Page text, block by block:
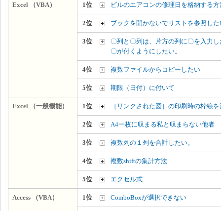
Excel （VBA）
1位 ビルのエアコンの修理日を格納する方
2位 ブックを開かないでリストを参照した
3位
〇列と〇列は、片方の列に〇を入力
〇が付くようにしたい。
4位 複数ファイルからコピーしたい
5位 期限（日付）に付いて
Excel （一般機能） 1位 ［リンクされた図］の印刷時の枠線
2位 A4一枚に収まる私と収まらない他者
3位 複数列の１列を合計したい。
4位 複数shiftの集計方法
5位 エクセル式
Access （VBA） 1位 ComboBoxが選択できない